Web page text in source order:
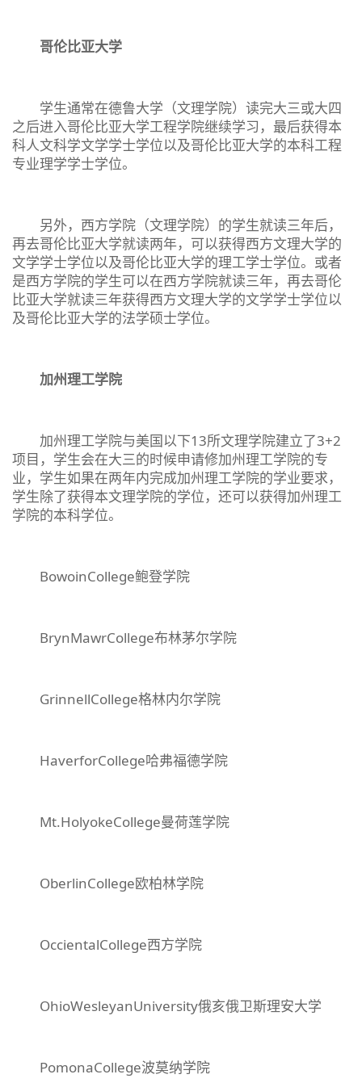
哥伦比亚大学
学生通常在德鲁大学（文理学院）读完大三或大四
之后进入哥伦比亚大学工程学院继续学习，最后获得本
科人文科学文学学士学位以及哥伦比亚大学的本科工程
专业理学学士学位。
另外，西方学院（文理学院）的学生就读三年后，
再去哥伦比亚大学就读两年，可以获得西方文理大学的
文学学士学位以及哥伦比亚大学的理工学士学位。或者
是西方学院的学生可以在西方学院就读三年，再去哥伦
比亚大学就读三年获得西方文理大学的文学学士学位以
及哥伦比亚大学的法学硕士学位。
加州理工学院
加州理工学院与美国以下13所文理学院建立了3+2
项目，学生会在大三的时候申请修加州理工学院的专
业，学生如果在两年内完成加州理工学院的学业要求，
学生除了获得本文理学院的学位，还可以获得加州理工
学院的本科学位。
BowoinCollege鲍登学院
BrynMawrCollege布林茅尔学院
GrinnellCollege格林内尔学院
HaverforCollege哈弗福德学院
Mt.HolyokeCollege曼荷莲学院
OberlinCollege欧柏林学院
OccientalCollege西方学院
OhioWesleyanUniversity俄亥俄卫斯理安大学
PomonaCollege波莫纳学院